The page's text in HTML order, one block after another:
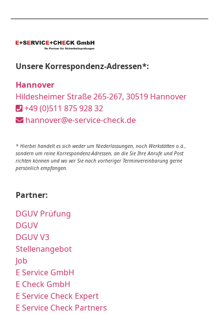
Unsere Korrespondenz-Adressen*:
Hannover
Hildesheimer Straße 265-267, 30519 Hannover
+49 (0)511 875 928 32
hannover@e-service-check.de
* Hierbei handelt es sich weder um Niederlassungen, noch Werkstätten o.ä.,
sondern um reine Korrespondenz-Adressen, an die Sie Ihre Anrufe und Post
richten können und wo wir Sie nach vorheriger Terminvereinbarung gerne
persönlich empfangen.
Partner:
DGUV Prüfung
DGUV
DGUV V3
Stellenangebot
Job
E Service GmbH
E Check GmbH
E Service Check Expert
E Service Check Partners